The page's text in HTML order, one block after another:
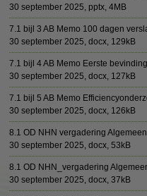
30 september 2025, pptx, 4MB
7.1 bijl 3 AB Memo 100 dagen
30 september 2025,docx, 129kB
7.1 bijl 4 AB Memo Eerste
30 september 2025,docx, 127kB
7.1 bijl 5 AB Memo
30 september 2025,docx, 126kB
8.1 OD NHN vergadering
30 september 2025,docx, 53kB
8.1 OD NHN_vergadering
30 september 2025,docx, 37kB